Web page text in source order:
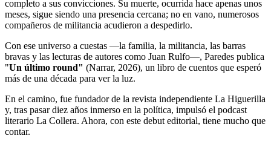
completo a sus convicciones. Su muerte, ocurrida hace apenas unos
meses, sigue siendo una presencia cercana; no en vano, numerosos
compañeros de militancia acudieron a despedirlo.
Con ese universo a cuestas —la familia, la militancia, las barras
bravas y las lecturas de autores como Juan Rulfo—, Paredes publica
"Un último round" (Narrar, 2026), un libro de cuentos que esperó
más de una década para ver la luz.
En el camino, fue fundador de la revista independiente La Higuerilla
y, tras pasar diez años inmerso en la política, impulsó el podcast
literario La Collera. Ahora, con este debut editorial, tiene mucho que
contar.